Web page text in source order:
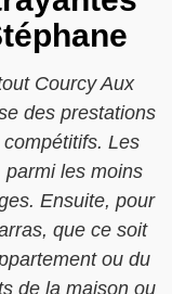
Courcy Aux
des prestations
Les
parmi les moins
Ensuite, pour
que ce soit
ou du
de la maison ou